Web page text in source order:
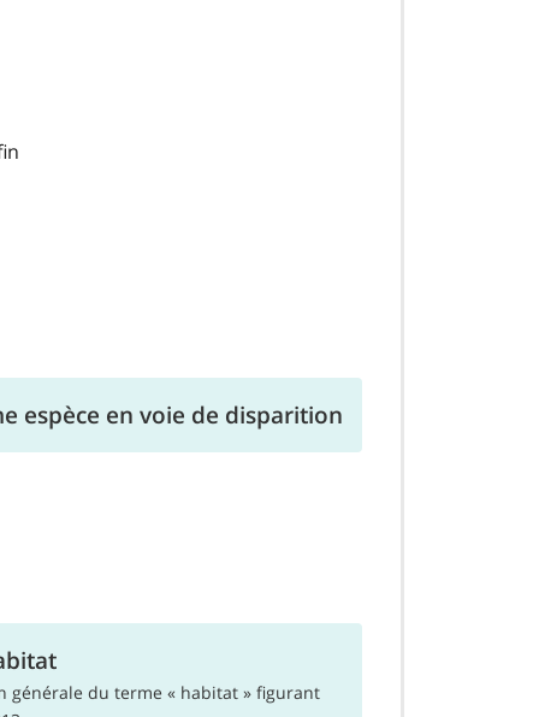
espèce en voie de disparition
générale du terme « habitat » figurant